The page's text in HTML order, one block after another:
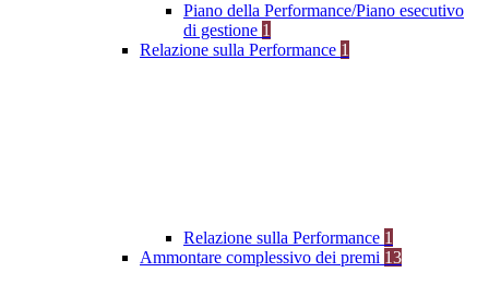
Piano della Performance/Piano esecutivo
di gestione 1
Relazione sulla Performance 1
Relazione sulla Performance 1
Ammontare complessivo dei premi 13